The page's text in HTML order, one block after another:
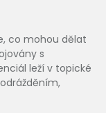
co mohou dělat
s
leží v topické